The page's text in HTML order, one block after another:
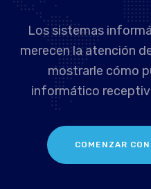
Los sistemas
merecen la atención
mostrarle cómo
informático
COMENZAR